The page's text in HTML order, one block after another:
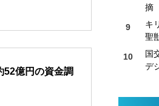
52億円の資金調
摘
キ
聖
国
デ